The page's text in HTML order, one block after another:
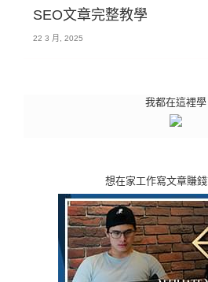
SEO文章完整教學
22 3 月, 2025
我都在這裡學
想在家工作寫文章賺